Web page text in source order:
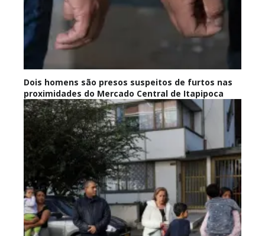
Dois homens são presos suspeitos de furtos nas
proximidades do Mercado Central de Itapipoca